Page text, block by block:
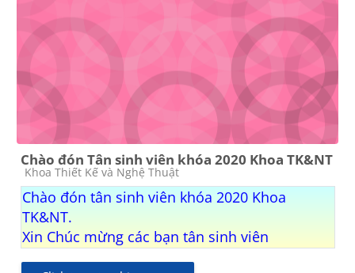
Chào đón Tân sinh viên khóa 2020 Khoa TK&NT
Course category
Khoa Thiết Kế và Nghệ Thuật
Chào đón tân sinh viên khóa 2020 Khoa
TK&NT.
Xin Chúc mừng các bạn tân sinh viên